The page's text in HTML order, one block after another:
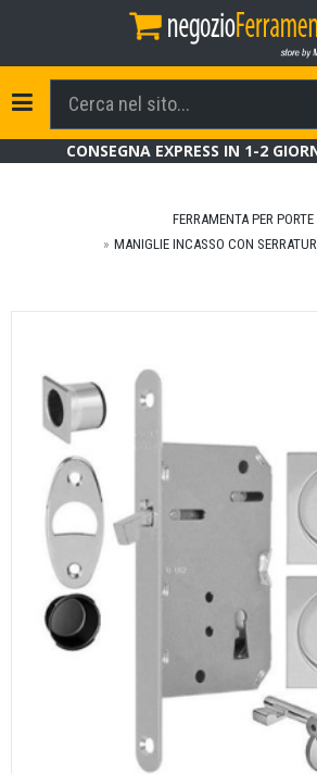
Toggle Navigation
CONSEGNA EXPRESS IN 1-2
FERRAMENTA PER PORTE
MANIGLIE INCASSO CON